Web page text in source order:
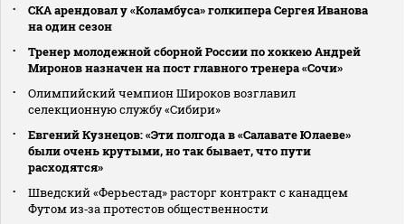
СКА арендовал у «Коламбуса» голкипера Сергея Иванова
на один сезон
Тренер молодежной сборной России по хоккею Андрей
Миронов назначен на пост главного тренера «Сочи»
Олимпийский чемпион Широков возглавил
селекционную службу «Сибири»
Евгений Кузнецов: «Эти полгода в «Салавате Юлаеве»
были очень крутыми, но так бывает, что пути
расходятся»
Шведский «Ферьестад» расторг контракт с канадцем
Футом из‑за протестов общественности